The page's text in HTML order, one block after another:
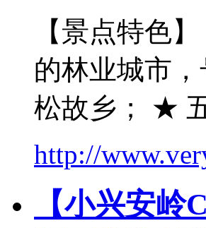
【景点特色
的林业城市
松故乡； ★
http://
【小兴安